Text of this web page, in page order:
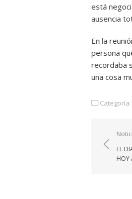
está
ausencia
En la
persona
recordaba
una cosa
Categoría:
de
EL
HOY